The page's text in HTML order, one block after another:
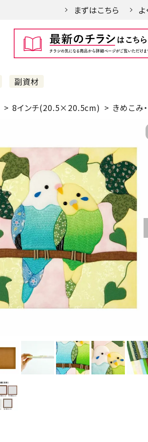
まずはこちら
副資材
8インチ(20.5×20.5cm) きめこみ